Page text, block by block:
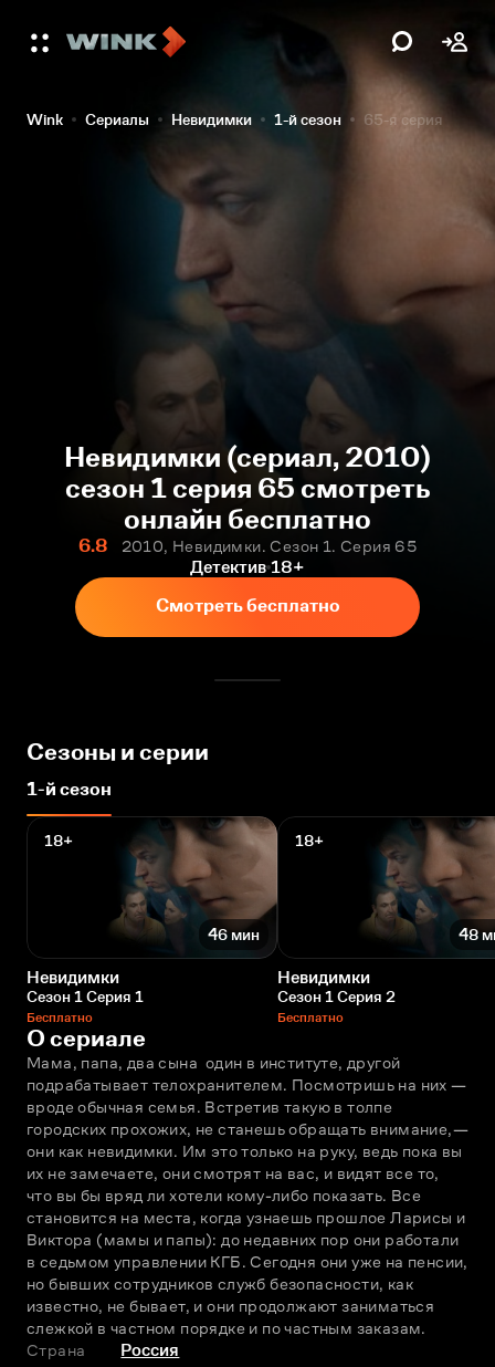
Wink Сериалы Невидимки 1-й сезон 65-я серия
Невидимки (сериал, 2010)
сезон 1 серия 65 смотреть
онлайн бесплатно
6.8
2010, Невидимки. Сезон 1. Серия 65
Детектив 18+
Смотреть бесплатно
Сезоны и серии
1-й сезон
18+
46 мин
Невидимки
Сезон 1 Серия 1
Бесплатно
18+
48
Невидимки
Сезон 1 Серия 2
Бесплатно
О сериале
Мама, папа, два сына  один в институте, другой
подрабатывает телохранителем. Посмотришь на них —
вроде обычная семья. Встретив такую в толпе
городских прохожих, не станешь обращать внимание,—
они как невидимки. Им это только на руку, ведь пока вы
их не замечаете, они смотрят на вас, и видят все то,
что вы бы вряд ли хотели кому-либо показать. Все
становится на места, когда узнаешь прошлое Ларисы и
Виктора (мамы и папы): до недавних пор они работали
в седьмом управлении КГБ. Сегодня они уже на пенсии,
но бывших сотрудников служб безопасности, как
известно, не бывает, и они продолжают заниматься
слежкой в частном порядке и по частным заказам.
Страна
Россия